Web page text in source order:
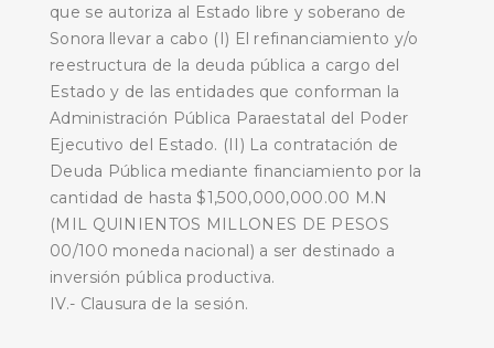
que se autoriza al Estado libre y soberano de
Sonora llevar a cabo (I) El refinanciamiento y/o
reestructura de la deuda pública a cargo del
Estado y de las entidades que conforman la
Administración Pública Paraestatal del Poder
Ejecutivo del Estado. (II) La contratación de
Deuda Pública mediante financiamiento por la
cantidad de hasta $1,500,000,000.00 M.N
(MIL QUINIENTOS MILLONES DE PESOS
00/100 moneda nacional) a ser destinado a
inversión pública productiva.
IV.- Clausura de la sesión.